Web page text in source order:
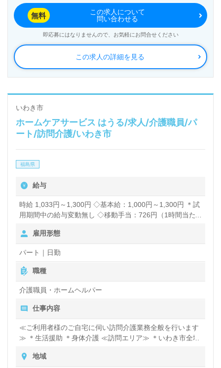
この求人の詳細を見る
無料
この求人について
問い合わせる
即応募にはなりませんので、お気軽にお問合せください
いわき市
ホームケアサービス はうる/求人/介護職員/パ
ート/訪問介護/いわき市
福島県
給与
時給 1,033円～1,300円 ◇基本給：1,000円～1,300円 ＊試
用期間中の給与変動無し ◇移動手当：726円（1時間当た
り） ◇同行手当：880円（1時間当たり） ◇末締め/翌25日
払い雇用形態
パート｜日勤
職種
介護職員・ホームヘルパー
仕事内容
≪ご利用者様のご自宅に伺い訪問介護業務全般を行います
≫ ＊生活援助 ＊身体介護 ≪訪問エリア≫ ＊いわき市全域
地域